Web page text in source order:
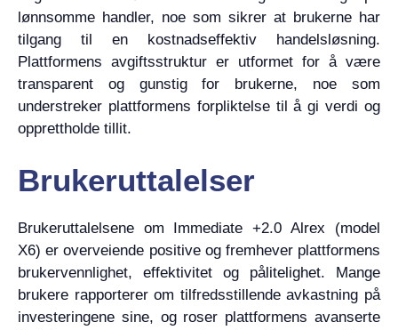
lønnsomme handler, noe som sikrer at brukerne har
tilgang til en kostnadseffektiv handelsløsning.
Plattformens avgiftsstruktur er utformet for å være
transparent og gunstig for brukerne, noe som
understreker plattformens forpliktelse til å gi verdi og
opprettholde tillit.
Brukeruttalelser
Brukeruttalelsene om Immediate +2.0 Alrex (model
X6) er overveiende positive og fremhever plattformens
brukervennlighet, effektivitet og pålitelighet. Mange
brukere rapporterer om tilfredsstillende avkastning på
investeringene sine, og roser plattformens avanserte